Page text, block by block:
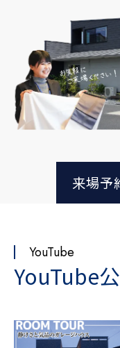
来場予
YouTube
YouTube